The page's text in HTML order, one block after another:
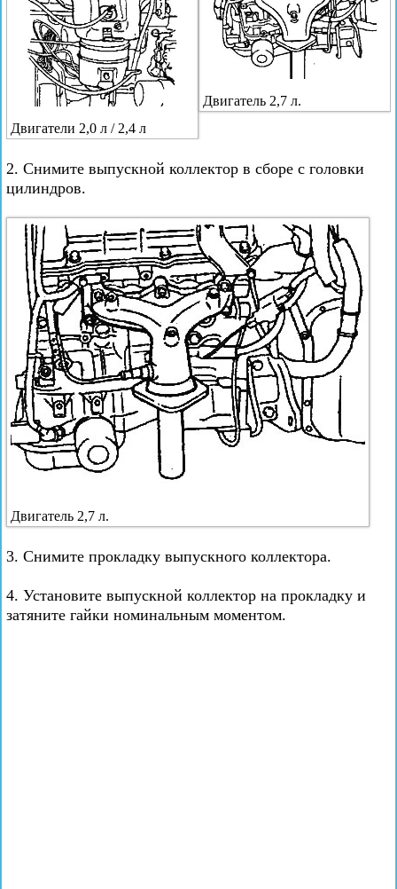
Двигатели 2,0 л / 2,4 л
Двигатель 2,7 л.
2. Снимите выпускной коллектор в сборе с головки
цилиндров.
Двигатель 2,7 л.
3. Снимите прокладку выпускного коллектора.
4. Установите выпускной коллектор на прокладку и
затяните гайки номинальным моментом.